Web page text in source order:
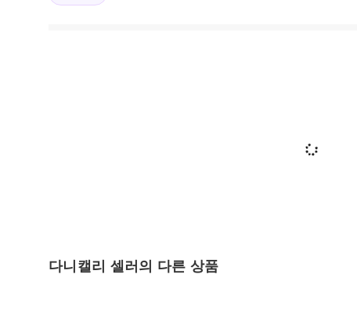
다니캘리 셀러의 다른 상품